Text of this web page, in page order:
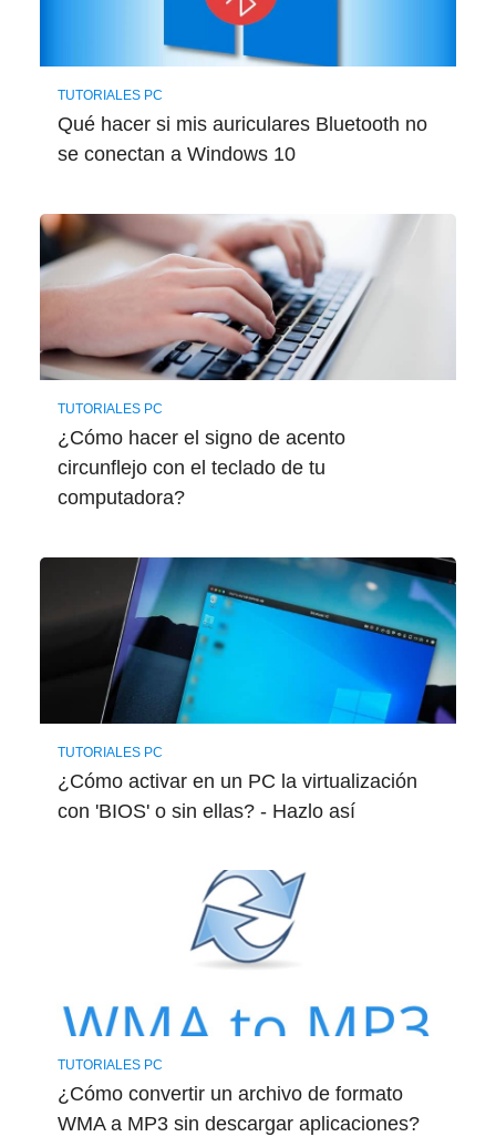
TUTORIALES PC
Qué hacer si mis auriculares Bluetooth no
se conectan a Windows 10
TUTORIALES PC
¿Cómo hacer el signo de acento
circunflejo con el teclado de tu
computadora?
TUTORIALES PC
¿Cómo activar en un PC la virtualización
con 'BIOS' o sin ellas? - Hazlo así
TUTORIALES PC
¿Cómo convertir un archivo de formato
WMA a MP3 sin descargar aplicaciones?